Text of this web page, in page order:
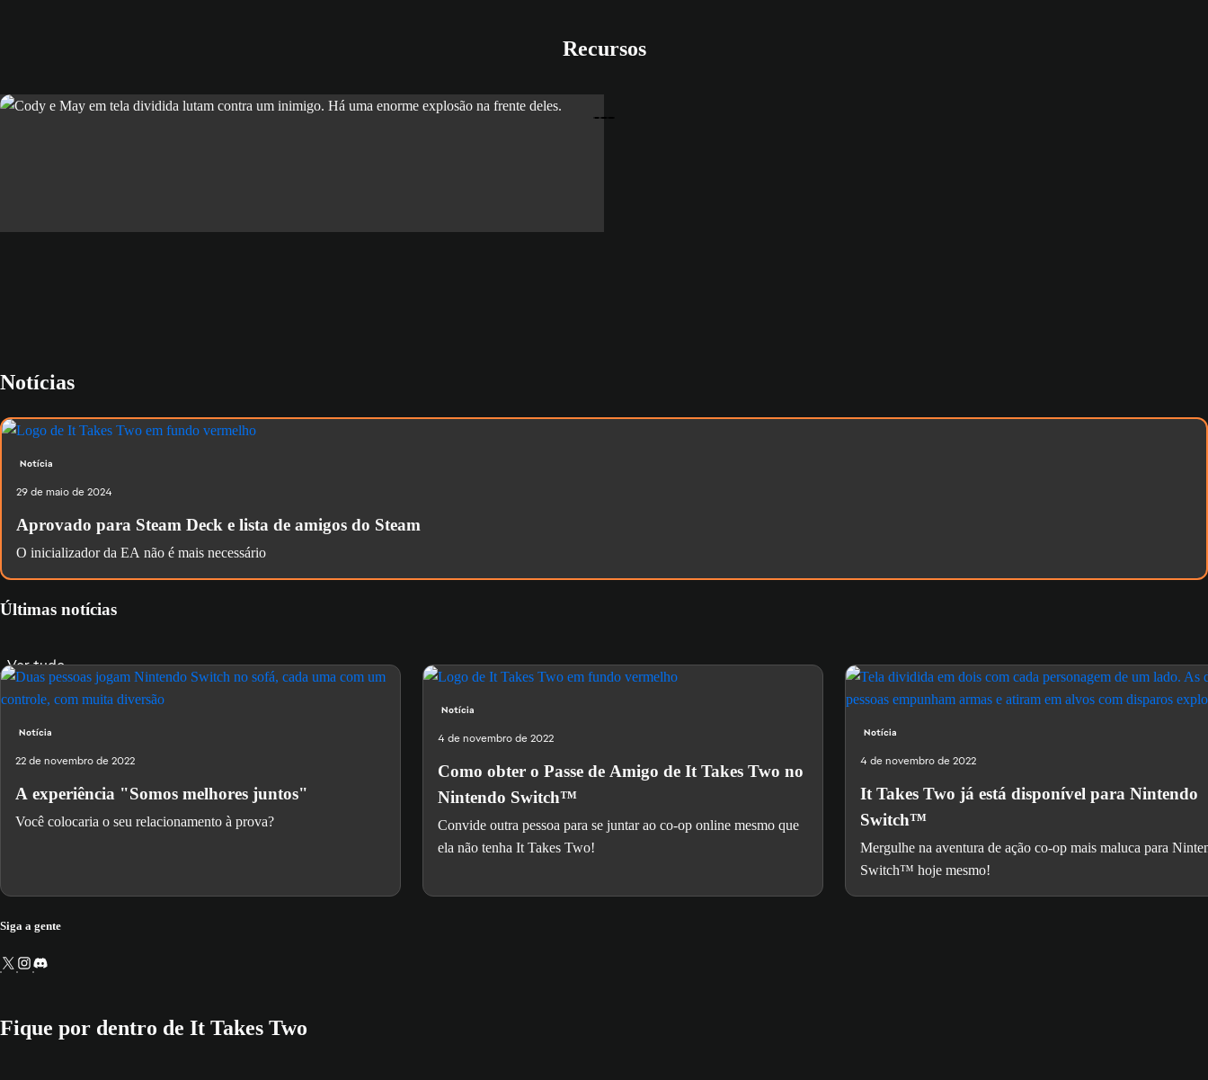
Recursos
Notícias
Notícia
29 de maio de 2024
Aprovado para Steam Deck e lista de amigos do Steam
O inicializador da EA não é mais necessário
Últimas notícias
Ver tudo
Notícia
22 de novembro de 2022
A experiência "Somos melhores juntos"
Você colocaria o seu relacionamento à prova?
Notícia
4 de novembro de 2022
Como obter o Passe de Amigo de It Takes Two no
Nintendo Switch™
Convide outra pessoa para se juntar ao co-op online mesmo que
ela não tenha It Takes Two!
Notícia
4 de novembro de 2022
It Takes Two já está disponível para Nintendo
Switch™
Mergulhe na aventura de ação co-op mais maluca para
Switch™ hoje mesmo!
Siga a gente
Fique por dentro de It Takes Two